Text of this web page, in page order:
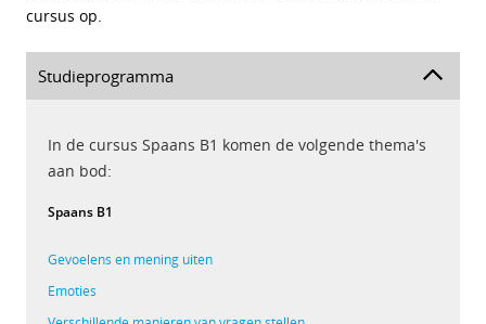
cursus op.
Studieprogramma
In de cursus Spaans B1 komen de volgende thema's
aan bod:
Spaans B1
Gevoelens en mening uiten
Emoties